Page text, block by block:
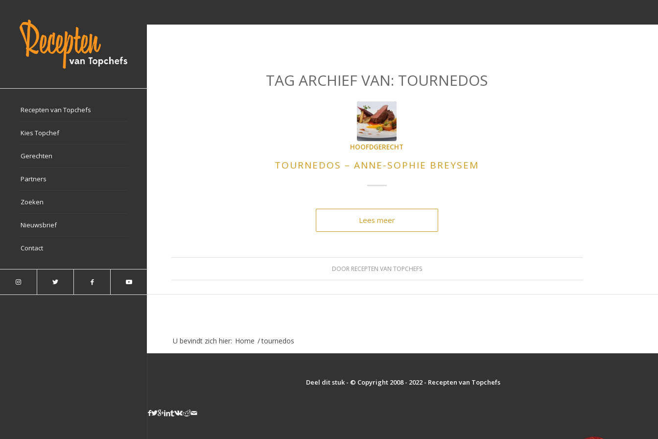
Recepten van Topchefs
Kies Topchef
Gerechten
Partners
Zoeken
Nieuwsbrief
Contact
TAG ARCHIEF VAN: TOURNEDOS
HOOFDGERECHT
TOURNEDOS – ANNE-SOPHIE BREYSEM
Lees meer
DOOR RECEPTEN VAN TOPCHEFS
U bevindt zich hier: Home /tournedos
Deel dit stuk - © Copyright 2008 - 2022 - Recepten van Topchefs